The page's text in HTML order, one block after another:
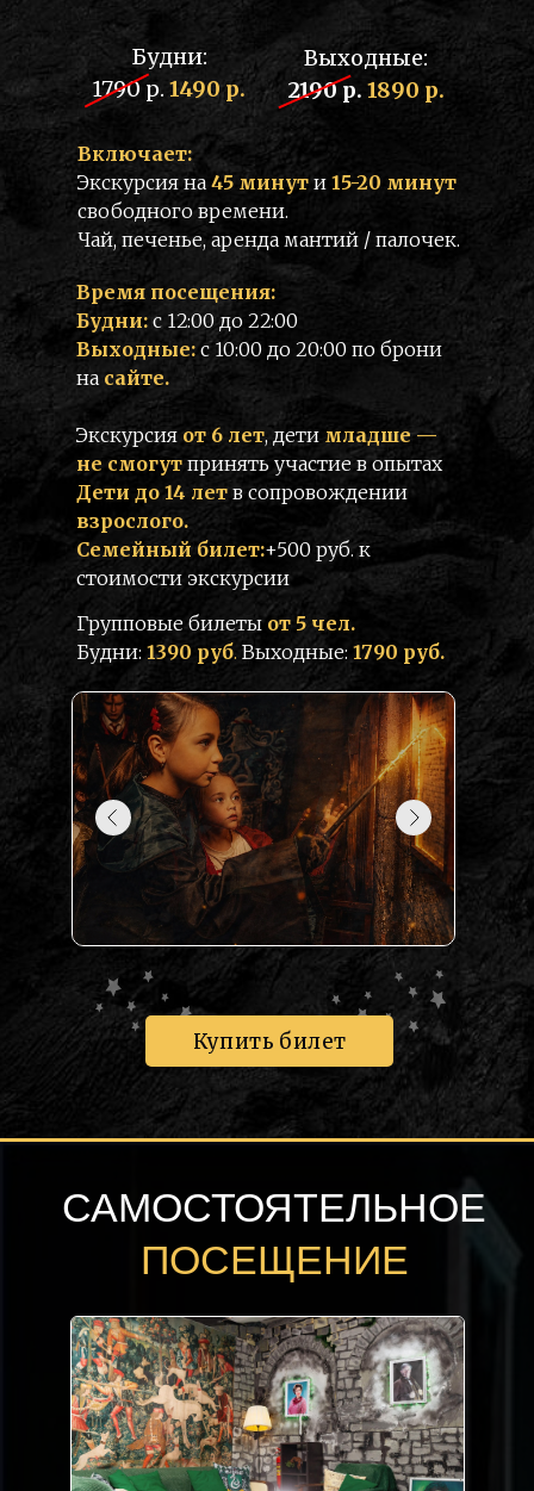
Выходные:
2190 р. 1890 р.
Будни:
1790 р. 1490 р.
Купить билет
Включает:
Экскурсия на 45 минут и 15-20 минут
свободного времени.
Чай, печенье, аренда мантий / палочек.
Время посещения:
Будни: с 12:00 до 22:00
Выходные:с 10:00 до 20:00 по брони
на сайте.
Экскурсия от 6 лет, дети младше —
не смогут принять участие в опытах
Дети до 14 лет в сопровождении
взрослого.
Семейный билет:+500 руб. к
стоимости экскурсии
Групповые билетыот 5 чел.
Будни: 1390 руб. Выходные: 1790 руб.
САМОСТОЯТЕЛЬНОЕ
ПОСЕЩЕНИЕ